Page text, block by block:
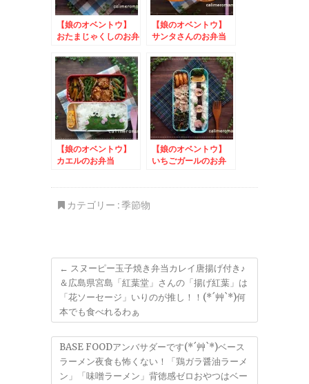
【娘のオベントウ】
おたまじゃくしのお弁
ォトキャンペーン
2024
【娘のオベントウ】
サンタさんのお弁当
稿キャンペーン
【娘のオベントウ】
カエルのお弁当
【娘のオベントウ】
いちごガールのお弁
カテゴリー :季節物
← スヌーピー玉子焼き弁当カレイ唐揚げ付き♪
＆広島県宮島「紅葉堂」さんの「揚げ紅葉」は
「花ソーセージ」いりのが推し！！(*´艸`*)何
本でも食べれるわぁ
BASE FOODアンバサダーです(*´艸`*)ベース
ラーメン夜食も怖くない！「鶏ガラ醤油ラーメ
ン」「味噌ラーメン」背徳感ゼロおやつはベー